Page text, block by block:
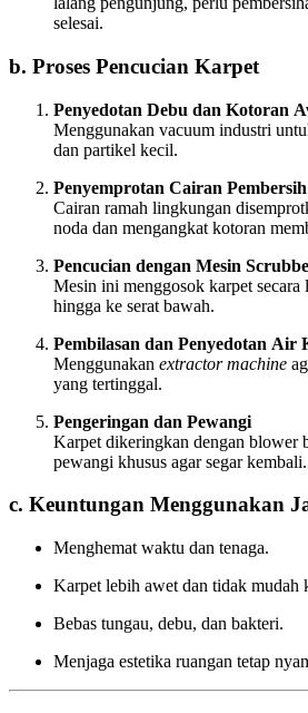
selesai.
b. Proses Pencucian Karpet
Penyedotan Debu dan Kotoran
Menggunakan vacuum industri
dan partikel kecil.
Penyemprotan Cairan
Cairan ramah lingkungan
noda dan mengangkat kotoran
Pencucian dengan Mesin
Mesin ini menggosok karpet
hingga ke serat bawah.
Pembilasan dan Penyedotan Air
Menggunakan extractor machine
yang tertinggal.
Pengeringan dan Pewangi
Karpet dikeringkan dengan blower
pewangi khusus agar segar kembali.
c. Keuntungan Menggunakan
Menghemat waktu dan tenaga.
Karpet lebih awet dan tidak mudah
Bebas tungau, debu, dan bakteri.
Menjaga estetika ruangan tetap